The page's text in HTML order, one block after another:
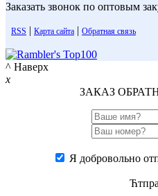
Заказать звонок по оптовым
RSS | Карта сайта | Обратная связь
^ Наверх
x
ЗАКАЗ
Я добровольно